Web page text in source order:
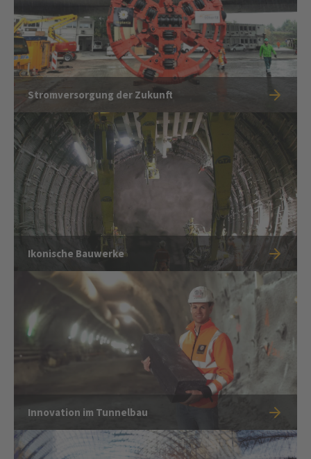
Stromversorgung der Zukunft
Ikonische Bauwerke
Innovation im Tunnelbau